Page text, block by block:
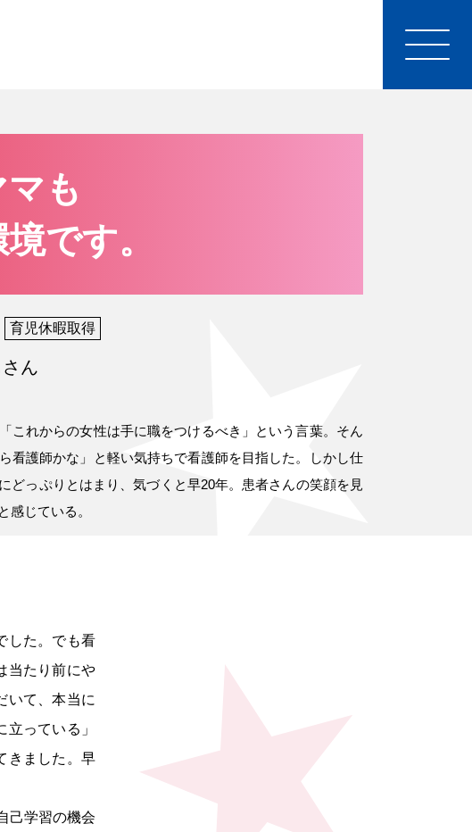
も
です。
育児休暇取得
さん
これからの女性は手に職をつけるべき」という言葉。そん
看護師かな」と軽い気持ちで看護師を目指した。しかし仕
どっぷりとはまり、気づくと早20年。患者さんの笑顔を見
感じている。
した。でも看
当たり前にや
いて、本当に
っている」
きました。早
己学習の機会